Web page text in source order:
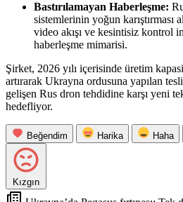
Bastırılamayan Haberleşme:
sistemlerinin yoğun karıştırması
video akışı ve kesintisiz kontrol
haberleşme mimarisi.
Şirket, 2026 yılı içerisinde üretim
artırarak Ukrayna ordusuna yapılan
gelişen Rus dron tehdidine karşı yeni
hedefliyor.
Beğendim Harika Haha
Kızgın